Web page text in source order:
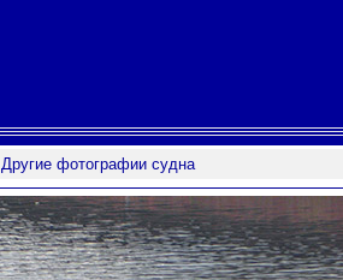
Другие фотографии судна